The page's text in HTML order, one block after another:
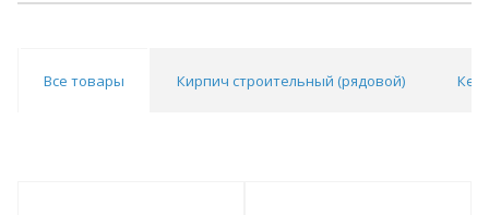
Все товары Кирпич строительный (рядовой)